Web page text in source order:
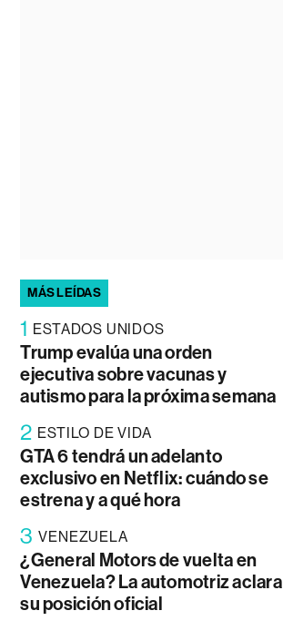
MÁS LEÍDAS
1 ESTADOS UNIDOS
Trump evalúa una orden
ejecutiva sobre vacunas y
autismo para la próxima semana
2 ESTILO DE VIDA
GTA 6 tendrá un adelanto
exclusivo en Netflix: cuándo se
estrena y a qué hora
3 VENEZUELA
¿General Motors de vuelta en
Venezuela? La automotriz aclara
su posición oficial